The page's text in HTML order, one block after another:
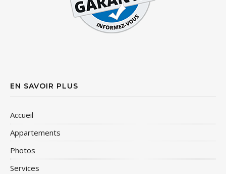
EN SAVOIR PLUS
Accueil
Appartements
Photos
Services